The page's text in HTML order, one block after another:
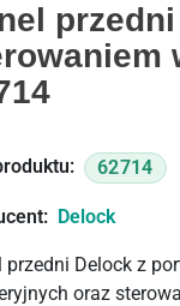
62714
Delock
przedni Delock z
oraz